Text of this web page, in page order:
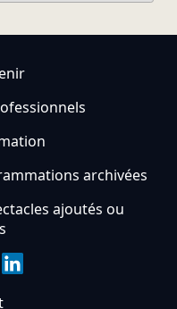
archivées
ajoutés ou